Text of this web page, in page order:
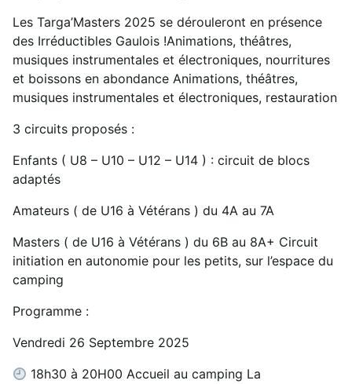
Les Targa’Masters 2025 se dérouleront en présence
des Irréductibles Gaulois !Animations, théâtres,
musiques instrumentales et électroniques, nourritures
et boissons en abondance Animations, théâtres,
musiques instrumentales et électroniques, restauration
3 circuits proposés :
Enfants ( U8 – U10 – U12 – U14 ) : circuit de blocs
adaptés
Amateurs ( de U16 à Vétérans ) du 4A au 7A
Masters ( de U16 à Vétérans ) du 6B au 8A+ Circuit
initiation en autonomie pour les petits, sur l’espace du
camping
Programme :
Vendredi 26 Septembre 2025
18h30 à 20H00 Accueil au camping La